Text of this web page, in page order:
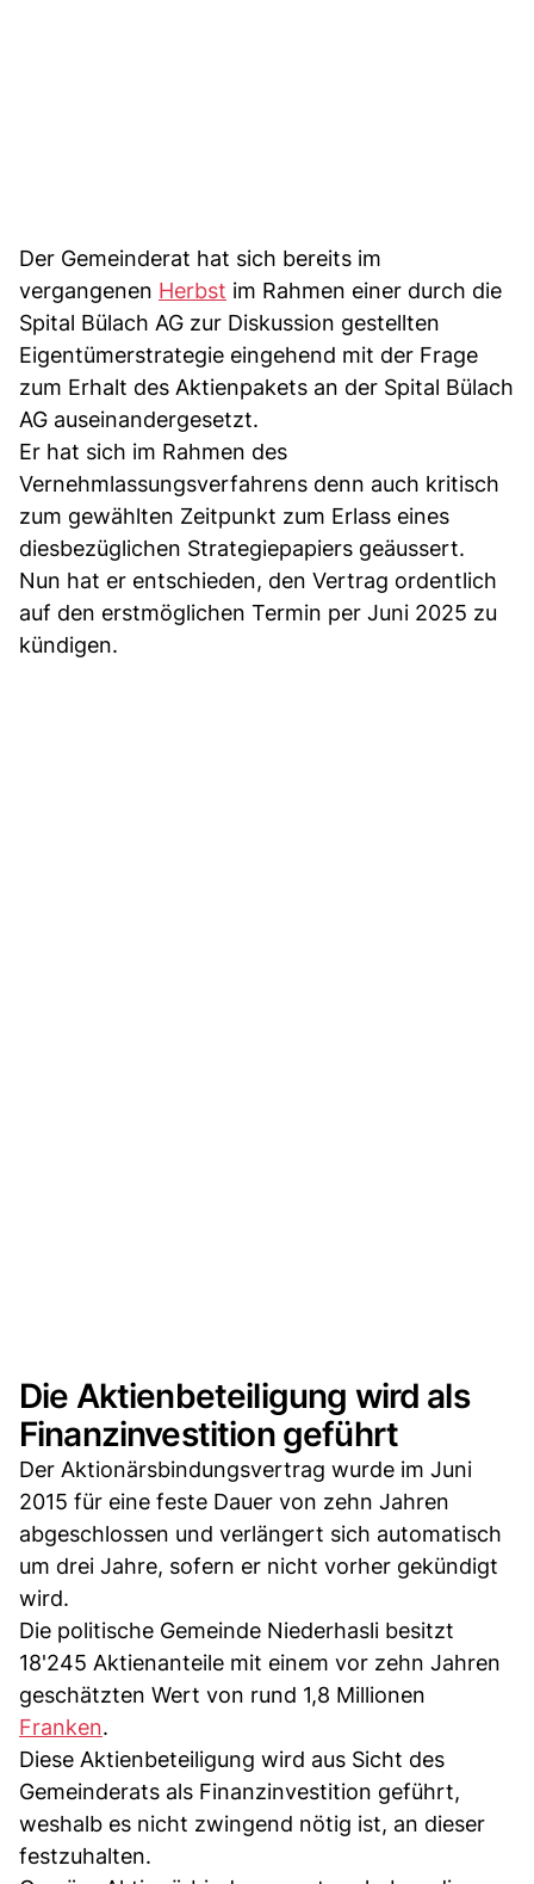
Der Gemeinderat hat sich bereits im
vergangenen Herbst im Rahmen einer durch die
Spital Bülach AG zur Diskussion gestellten
Eigentümerstrategie eingehend mit der Frage
zum Erhalt des Aktienpakets an der Spital Bülach
AG auseinandergesetzt.
Er hat sich im Rahmen des
Vernehmlassungsverfahrens denn auch kritisch
zum gewählten Zeitpunkt zum Erlass eines
diesbezüglichen Strategiepapiers geäussert.
Nun hat er entschieden, den Vertrag ordentlich
auf den erstmöglichen Termin per Juni 2025 zu
kündigen.
Die Aktienbeteiligung wird als
Finanzinvestition geführt
Der Aktionärsbindungsvertrag wurde im Juni
2015 für eine feste Dauer von zehn Jahren
abgeschlossen und verlängert sich automatisch
um drei Jahre, sofern er nicht vorher gekündigt
wird.
Die politische Gemeinde Niederhasli besitzt
18'245 Aktienanteile mit einem vor zehn Jahren
geschätzten Wert von rund 1,8 Millionen
Franken.
Diese Aktienbeteiligung wird aus Sicht des
Gemeinderats als Finanzinvestition geführt,
weshalb es nicht zwingend nötig ist, an dieser
festzuhalten.